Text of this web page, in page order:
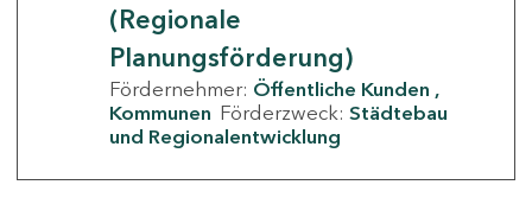
(Regionale
Planungsförderung)
Fördernehmer: Öffentliche Kunden
Kommunen Förderzweck: Städtebau
und Regionalentwicklung